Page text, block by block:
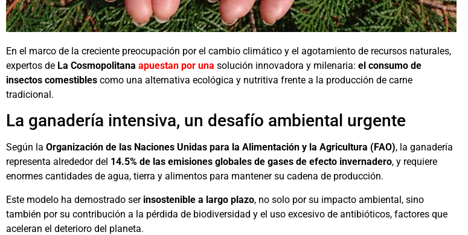
En el marco de la creciente preocupación por el cambio climático y el agotamiento de recursos naturales,
expertos de La Cosmopolitana apuestan por una solución innovadora y milenaria: el consumo de
insectos comestibles como una alternativa ecológica y nutritiva frente a la producción de carne
tradicional.
La ganadería intensiva, un desafío ambiental urgente
Según la Organización de las Naciones Unidas para la Alimentación y la Agricultura (FAO), la ganadería
representa alrededor del 14.5% de las emisiones globales de gases de efecto invernadero, y requiere
enormes cantidades de agua, tierra y alimentos para mantener su cadena de producción.
Este modelo ha demostrado ser insostenible a largo plazo, no solo por su impacto ambiental, sino
también por su contribución a la pérdida de biodiversidad y el uso excesivo de antibióticos, factores que
aceleran el deterioro del planeta.